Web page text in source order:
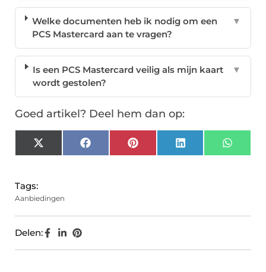
Welke documenten heb ik nodig om een
PCS Mastercard aan te vragen?
▼
Is een PCS Mastercard veilig als mijn kaart
wordt gestolen?
▼
Goed artikel? Deel hem dan op:
X
(Twitter)
FacebookPinterest LinkedIn
Tags:
Aanbiedingen
Delen: